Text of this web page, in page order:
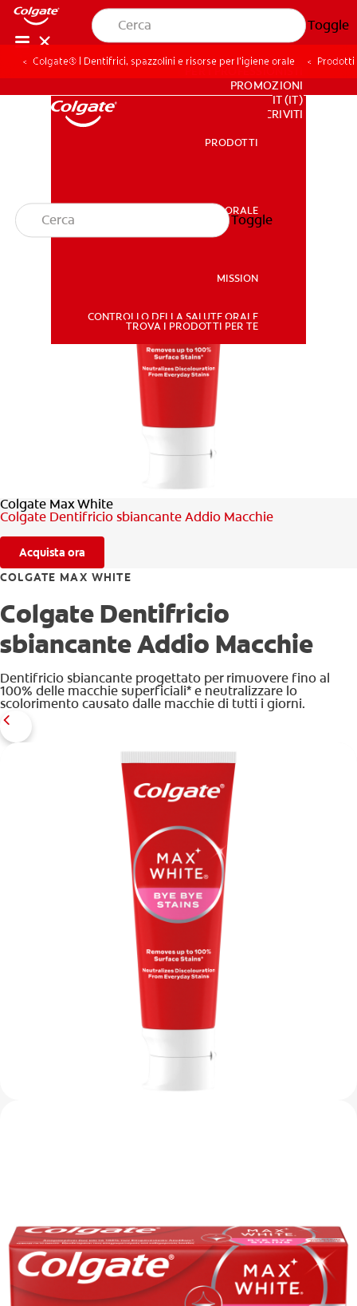
Toggle
SALUTE ORALE
CONTROLLO DELLA SALUTE ORALE
TROVA I PRODOTTI PER TE
PER I PROFESSIONISTI
PROMOZIONI
IT (IT)
ISCRIVITI
PRODOTTI
SALUTE ORALE
MISSION
CONTROLLO DELLA SALUTE ORALE
TROVA I PRODOTTI PER TE
Toggle
Colgate® | Dentifrici, spazzolini e risorse per l’igiene orale Prodotti
Colgate Max White
Colgate Dentifricio sbiancante Addio Macchie
Acquista ora
COLGATE MAX WHITE
Colgate Dentifricio
sbiancante Addio Macchie
Dentifricio sbiancante progettato per rimuovere fino al
100% delle macchie superficiali* e neutralizzare lo
scolorimento causato dalle macchie di tutti i giorni.